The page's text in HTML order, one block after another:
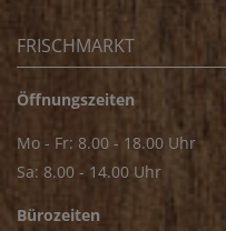
FRISCHMARKT
Öffnungszeiten
Mo - Fr: 8.00 - 18.00 Uhr
Sa: 8.00 - 14.00 Uhr
Bürozeiten